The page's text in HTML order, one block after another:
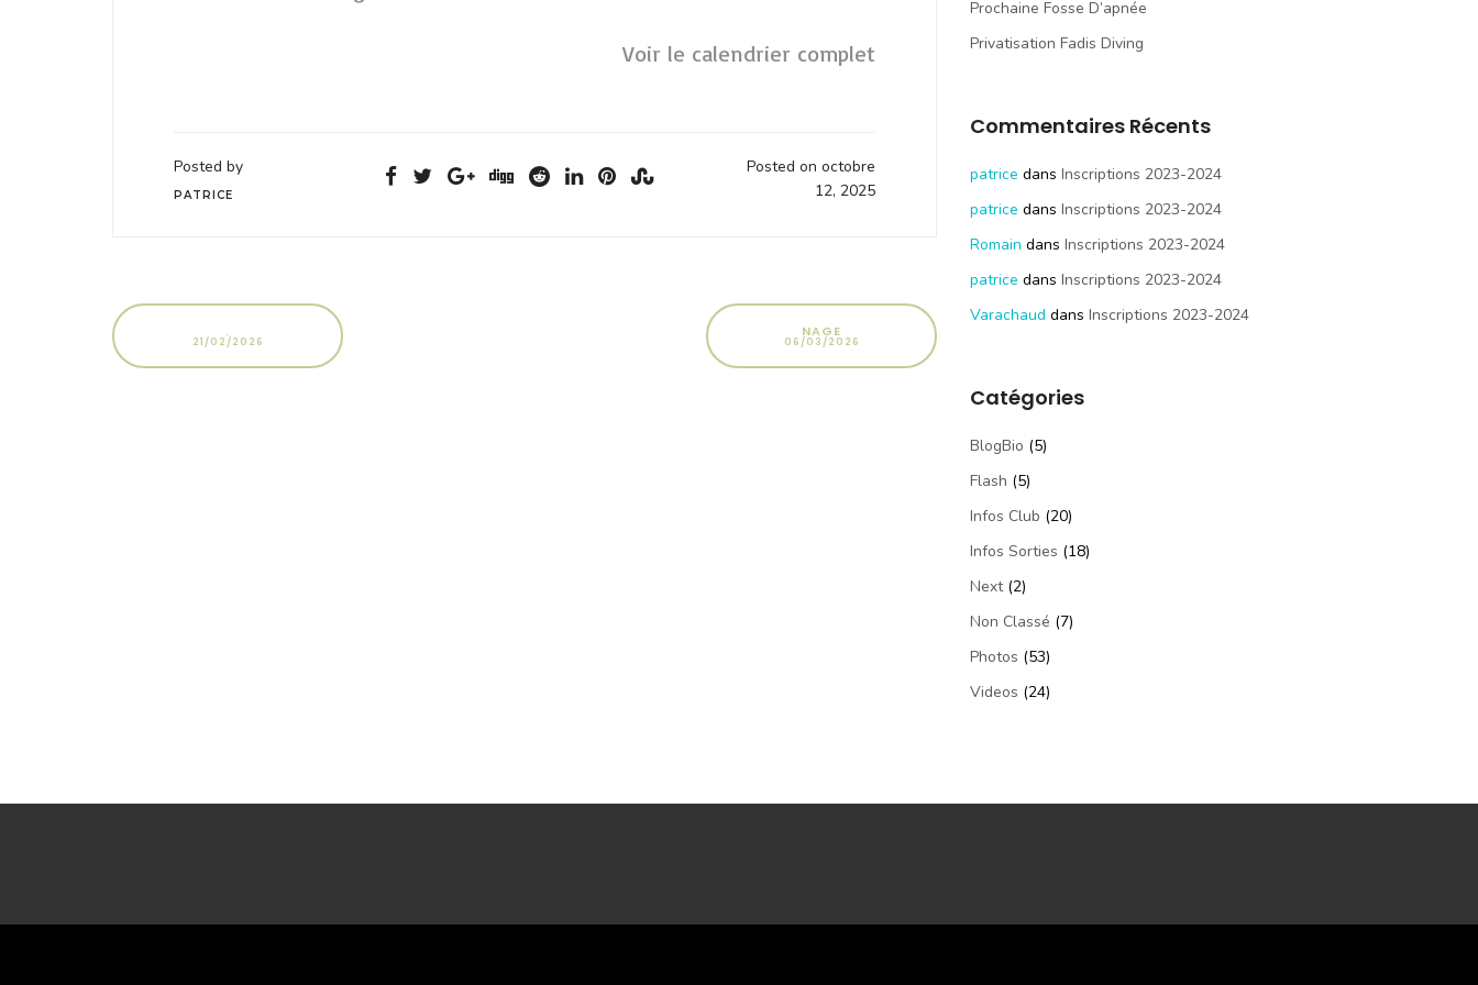
Voir le calendrier complet
Posted by
PATRICE
Posted on octobre
12, 2025
.
21/02/2026
NAGE
06/03/2026
Prochaine Fosse D’apnée
Privatisation Fadis Diving
Commentaires Récents
patrice dans Inscriptions 2023-2024
patrice dans Inscriptions 2023-2024
Romain dans Inscriptions 2023-2024
patrice dans Inscriptions 2023-2024
Varachaud dans Inscriptions 2023-2024
Catégories
BlogBio (5)
Flash (5)
Infos Club (20)
Infos Sorties (18)
Next(2)
Non Classé (7)
Photos (53)
Videos (24)